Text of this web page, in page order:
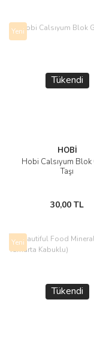
Yeni
Tükendi
HOBİ
Hobi Calsıyum Blok
Taşı
30,00 TL
Yeni
Tükendi